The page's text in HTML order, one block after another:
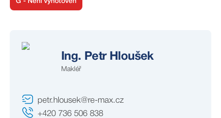
Ing. Petr Hloušek
Makléř
petr.hlousek@re-max.cz
+420 736 506 838